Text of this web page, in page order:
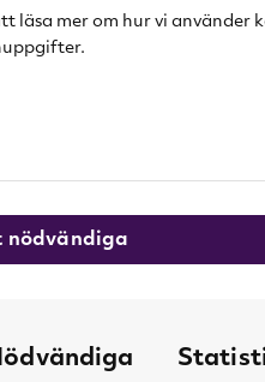
läsa mer om hur vi
nödvändiga
med en
på varan av vad som
eller tillverkare
för dig.
returnera mina
och oanvänt
med en kopia